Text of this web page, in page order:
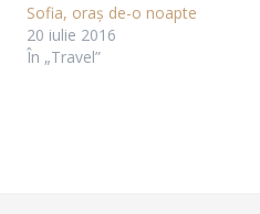
Sofia, oraș de-o noapte
20 iulie 2016
În „Travel”